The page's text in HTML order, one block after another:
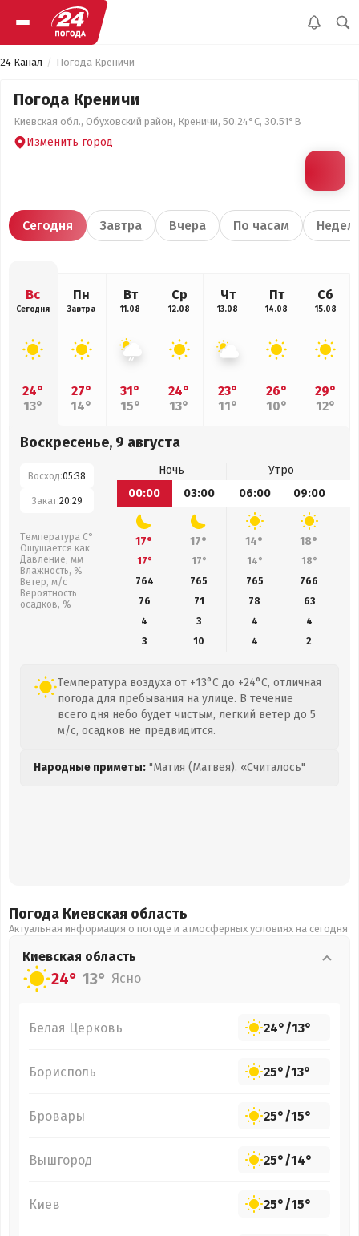
24 Канал Погода Креничи
Погода Креничи
Киевская обл., Обуховский район, Креничи, 50.24°С, 30.51°В
Изменить город
Сегодня Завтра Вчера По часам
Вс
Сегодня
24°
13°
Пн
Завтра
27°
14°
Вт
11.08
31°
15°
Ср
12.08
24°
13°
Чт
13.08
23°
11°
Пт
14.08
26°
10°
Сб
15.08
29°
12°
Воскресенье, 9 августа
Восход:05:38
Закат:20:29
Температура С°
Ощущается как
Давление, мм
Влажность, %
Ветер, м/с
Вероятность
осадков, %
Ночь
Утро
00:00
03:00 06:00 09:00
17° 17° 14° 18°
17° 17° 14° 18°
764
765 765 766
76
71 78 63
4
3 4
4
3
10 4 2
Температура воздуха от +13°C до +24°C, отличная
погода для пребывания на улице. В течение
всего дня небо будет чистым, легкий ветер до 5
м/с, осадков не предвидится.
Народные приметы: "Матия (Матвея). «Считалось"
Погода Киевская область
Актуальная информация о погоде и атмосферных условиях на сегодня
Киевская область
24° 13° Ясно
Белая Церковь 24°/13°
Борисполь 25°/13°
Бровары 25°/15°
Вышгород 25°/14°
Киев 25°/15°